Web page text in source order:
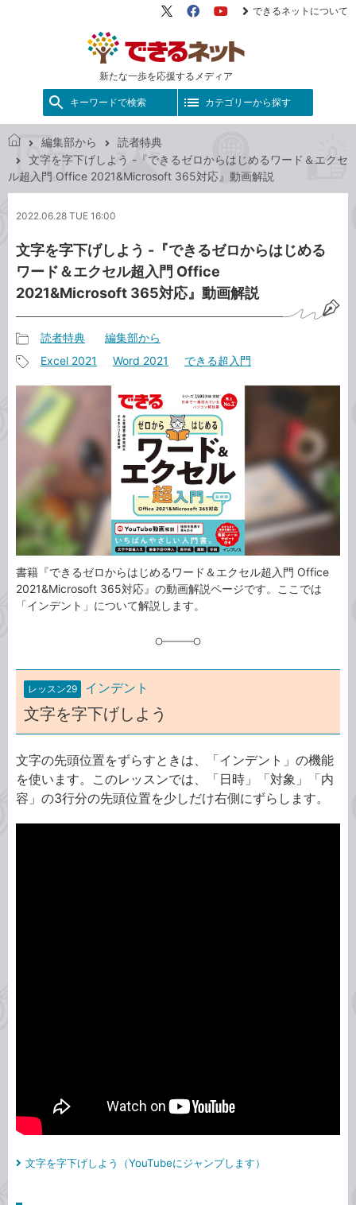
新たな一歩を応援するメディア
X（旧
FacebookYouTube
できるネットについて
キーワードで検索 カテゴリーから探す
で
き
ッ
編集部から
読者特典
文字を字下げしよう -『できるゼロからはじめるワード＆エクセ
ル超入門 Office 2021&Microsoft 365対応』動画解説
2022.06.28 TUE 16:00
文字を字下げしよう -『できるゼロからはじめる
ワード＆エクセル超入門 Office
2021&Microsoft 365対応』動画解説
事
カ
テ
ゴ
リ
読者特典 編集部から
タ
グ
Excel 2021 Word 2021 できる超入門
書籍『できるゼロからはじめるワード＆エクセル超入門 Office
2021&Microsoft 365対応』の動画解説ページです。ここでは
「インデント」について解説します。
レッスン29 インデント
文字を字下げしよう
文字の先頭位置をずらすときは、「インデント」の機能
を使います。このレッスンでは、「日時」「対象」「内
容」の3行分の先頭位置を少しだけ右側にずらします。
文字を字下げしよう（YouTubeにジャンプします）